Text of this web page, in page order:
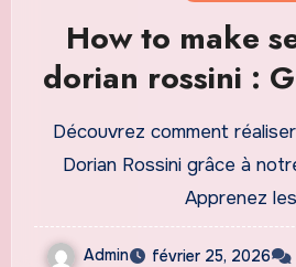
How to make
dorian rossini :
par étape pour
Découvrez comment
Dorian Rossini grâce à
Apprenez
Admin février 25, 2026